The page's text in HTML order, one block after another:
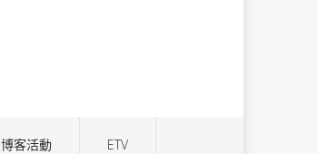
博客活動 ETV